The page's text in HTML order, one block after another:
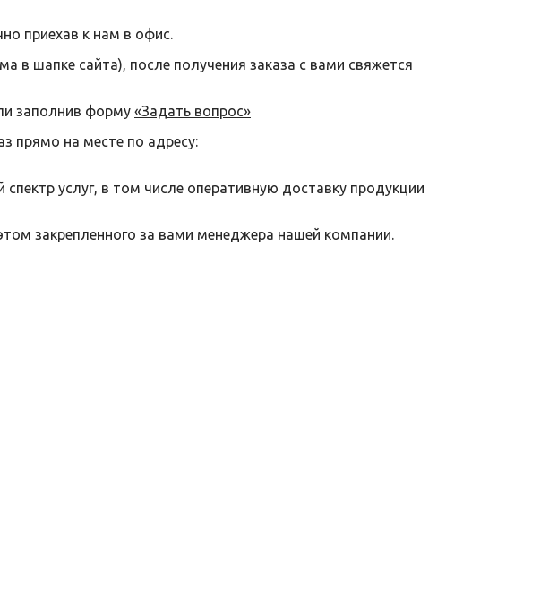
приехав к нам в офис.
в шапке сайта), после получения заказа с вами свяжется
заполнив форму «Задать вопрос»
прямо на месте по адресу:
услуг, в том числе оперативную доставку продукции
закрепленного за вами менеджера нашей компании.